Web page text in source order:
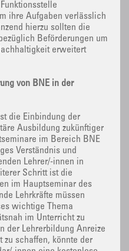
ihre Aufgaben verlässlich
hierzu sollten die
Beförderungen um
erweitert
von BNE in der
die Einbindung der
Ausbildung zukünftiger
im Bereich BNE
Verständnis und
Lehrer/-innen in
Schritt ist die
im Hauptseminar des
Lehrkräfte müssen
wichtige Thema
im Unterricht zu
der Lehrerbildung Anreize
schaffen, könnte der